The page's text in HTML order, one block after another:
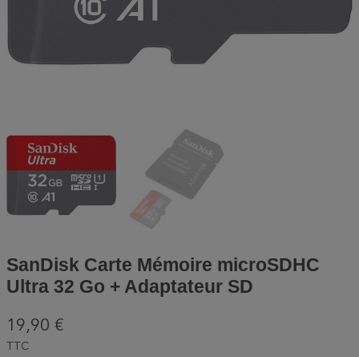
SanDisk Carte Mémoire microSDHC
Ultra 32 Go + Adaptateur SD
19,90 €
TTC